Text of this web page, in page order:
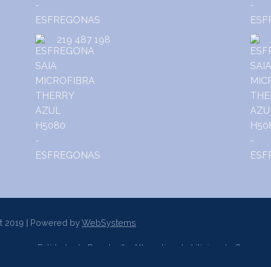
219 487 198
2019 | Powered byWebSystems
a uma Entidade de Resolução Alternativa de Litígios de Consumo.